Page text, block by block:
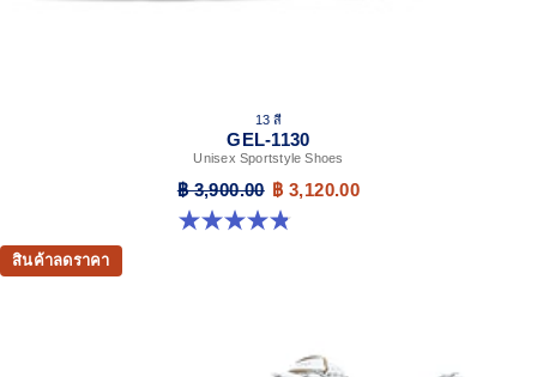
13 สี
GEL-1130
Unisex Sportstyle Shoes
฿ 3,900.00 ฿ 3,120.00
4.8 จาก 5 ดาว 398 รีวิว
สินค้าลดราคา